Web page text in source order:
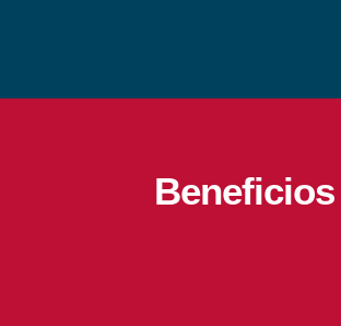
Beneficios